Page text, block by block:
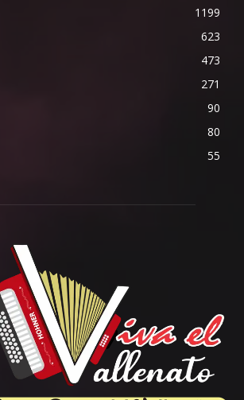
1199
623
473
271
90
80
55